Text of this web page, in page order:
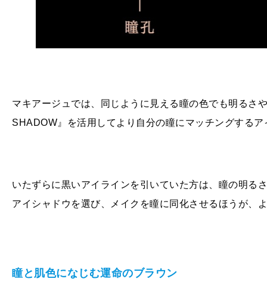
マキアージュでは、同じように見える瞳の色でも明るさ
SHADOW』を活用してより自分の瞳にマッチングする
いたずらに黒いアイラインを引いていた方は、瞳の明る
アイシャドウを選び、メイクを瞳に同化させるほうが、
瞳と肌色になじむ運命のブラウン